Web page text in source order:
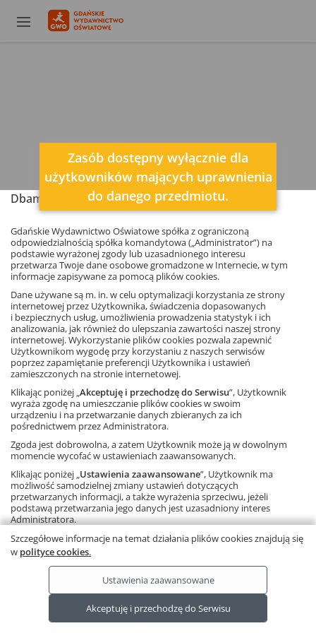
Zasób dostępny wyłącznie dla
użytkowników mających uprawnienia
do danego przedmiotu.
FACEBOOK
POLECANE STRONY
O NAS
WSPÓŁPRACA Z GWO
KONTAKT
Copyright © by Gdańskie Wydawnictwo Oświatowe - 2026
Ta strona wykorzystuje pliki cookies.
Dowiedz się więcej
Dbamy o Twoją prywatność
Gdańskie Wydawnictwo Oświatowe spółka z ograniczoną
odpowiedzialnością spółka komandytowa („Administrator”) na
podstawie wyrażonej zgody lub uzasadnionego interesu
przetwarza Twoje dane osobowe gromadzone w Internecie, w tym
informacje zapisywane za pomocą plików cookies.
Dane używane są m. in. w celu optymalizacji korzystania ze strony
internetowej przez Użytkownika, świadczenia dopasowanych
i bezpiecznych usług, umożliwienia prowadzenia statystyk i ich
analizowania, jak również do ulepszania zawartości naszej strony
internetowej. Wykorzystanie plików cookies pozwala zapewnić
Użytkownikom wygodę przy korzystaniu z naszych serwisów
poprzez zapamiętanie preferencji Użytkownika i ustawień
zamieszczonych na stronie internetowej.
Klikając poniżej „Akceptuję i przechodzę do Serwisu”, Użytkownik
wyraża zgodę na umieszczanie plików cookies w swoim
urządzeniu i na przetwarzanie danych zbieranych za ich
pośrednictwem przez Administratora.
Zgoda jest dobrowolna, a zatem Użytkownik może ją w dowolnym
momencie wycofać w ustawieniach zaawansowanych.
Klikając poniżej „Ustawienia zaawansowane”, Użytkownik ma
możliwość samodzielnej zmiany ustawień dotyczących
przetwarzanych informacji, a także wyrażenia sprzeciwu, jeżeli
podstawą przetwarzania jego danych jest uzasadniony interes
Administratora.
Należy pamiętać, że korzystanie ze strony internetowej bez
zmiany ustawień oznacza, że pliki cookies będą zapisywane na
urządzeniu końcowym Użytkownika.
Szczegółowe informacje na temat działania plików cookies znajdują się
w polityce cookies.
Ustawienia zaawansowane
Akceptuję i przechodzę do Serwisu